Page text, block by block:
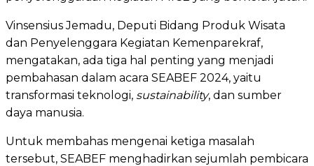
Vinsensius Jemadu, Deputi Bidang Produk Wisata
dan Penyelenggara Kegiatan Kemenparekraf,
mengatakan, ada tiga hal penting yang menjadi
pembahasan dalam acara SEABEF 2024, yaitu
transformasi teknologi, sustainability, dan sumber
daya manusia.
Untuk membahas mengenai ketiga masalah
tersebut, SEABEF menghadirkan sejumlah pembicara